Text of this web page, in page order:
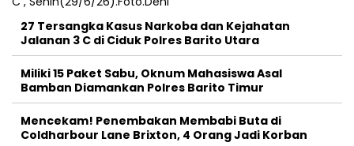
27 Tersangka Kasus Narkoba dan Kejahatan
Jalanan 3 C di Ciduk Polres Barito Utara
Miliki 15 Paket Sabu, Oknum Mahasiswa Asal
Bamban Diamankan Polres Barito Timur
Mencekam! Penembakan Membabi Buta di
Coldharbour Lane Brixton, 4 Orang Jadi Korban